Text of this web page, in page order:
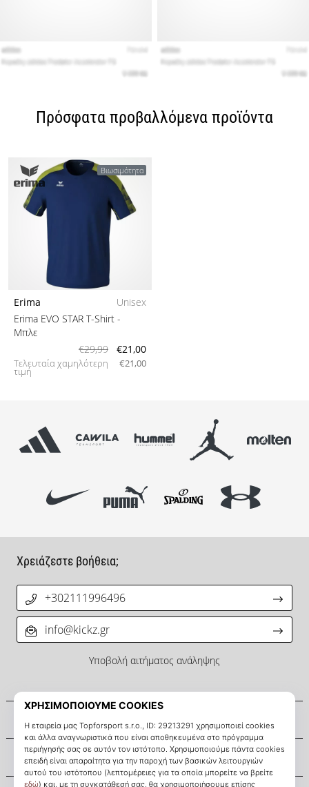
Πρόσφατα προβαλλόμενα προϊόντα
Βιωσιμότητα
Erima
Unisex
Erima EVO STAR T-Shirt -
Μπλε
€29,99
€21,00
Τελευταία χαμηλότερη
τιμή
€21,00
Σχετικά μ' εμάς
Εξυπηρέτηση πελατών
Χρειάζεστε βοήθεια;
+302111996496
info@kickz.gr
Υποβολή αιτήματος ανάληψης